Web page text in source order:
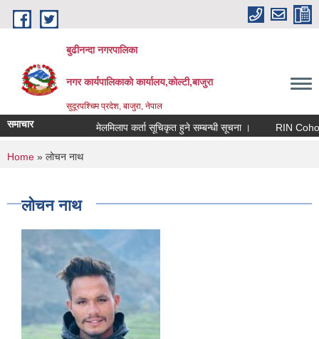
Skip to main content
बुढीनन्दा नगरपालिका
नगर कार्यपालिकाकाे कार्यालय,काेल्टी,बाजुरा
सुदूरपश्चिम प्रदेश, बाजुरा, नेपाल
समाचार मेलमिलाप कर्ता सूचिकृत हुने सम्बन्धी सूचना । RIN Cohor III
You are here
Home » लोचन नाथ
लोचन नाथ